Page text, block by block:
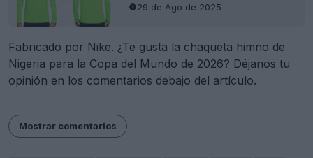
29 de Ago de 2025
Fabricado por Nike. ¿Te gusta la chaqueta himno de
Nigeria para la Copa del Mundo de 2026? Déjanos tu
opinión en los comentarios debajo del artículo.
Mostrar comentarios